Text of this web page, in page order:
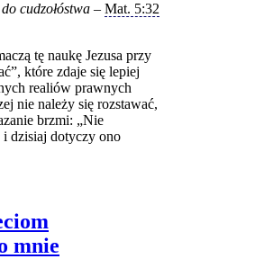
cudzołóstwa – Mat. 5:32
tę naukę Jezusa przy
które zdaje się lepiej
realiów prawnych
nie należy się rozstawać,
brzmi: „Nie
i dzisiaj dotyczy ono
mnie